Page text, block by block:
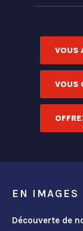
VOUS
VOUS
EN IMAGES
Découverte de